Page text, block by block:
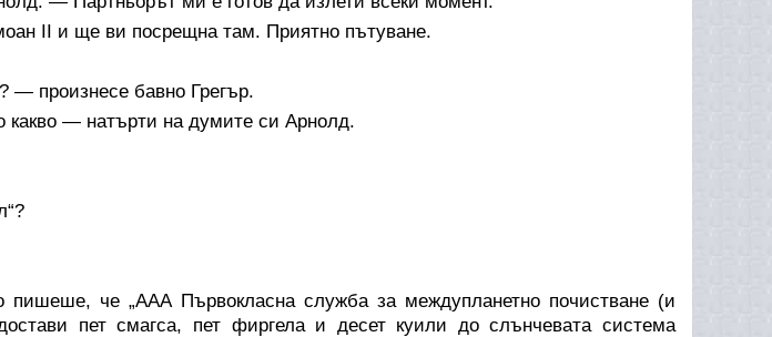
II и ще ви посрещна там. Приятно пътуване.
— произнесе бавно Грегър.
— натърти на думите си Арнолд.
пишеше, че „ААА Първокласна служба за междупланетно почистване (и
пет смагса, пет фиргела и десет куили до слънчевата система